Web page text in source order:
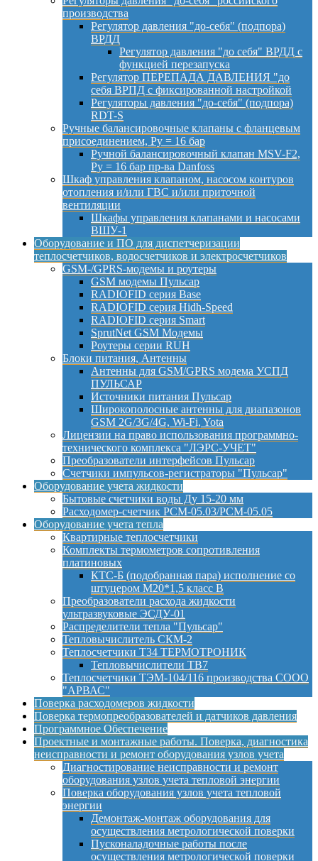
производства
Регулятор давления "до-себя" (подпора)
ВРДД
Регулятор давления "до себя" ВРДД с
функцией перезапуска
Регулятор ПЕРЕПАДА ДАВЛЕНИЯ "до
себя ВРПД с фиксированной настройкой
Регуляторы давления "до-себя" (подпора)
RDT-S
Ручные балансировочные клапаны с фланцевым
присоединением, Py = 16 бар
Ручной балансировочный клапан MSV-F2,
Py = 16 бар пр-ва Danfoss
Шкаф управления клапаном, насосом контуров
отопления и/или ГВС и/или приточной
вентиляции
Шкафы управления клапанами и насосами
ВШУ-1
Оборудование и ПО для диспетчеризации
теплосчетчиков, водосчетчиков и электросчетчиков
GSM-/GPRS-модемы и роутеры
GSM модемы Пульсар
RADIOFID серия Base
RADIOFID серия Hidh-Speed
RADIOFID серия Smart
SprutNet GSM Модемы
Роутеры серии RUH
Блоки питания, Антенны
Антенны для GSM/GPRS модема УСПД
ПУЛЬСАР
Источники питания Пульсар
Широкополосные антенны для диапазонов
GSM 2G/3G/4G, Wi-Fi, Yota
Лицензии на право использования программно-
технического комплекса "ЛЭРС-УЧЕТ"
Преобразователи интерфейсов Пульсар
Счетчики импульсов-регистраторы "Пульсар"
Оборудование учета жидкости
Бытовые счетчики воды Ду 15-20 мм
Расходомер-счетчик РСМ-05.03/РСМ-05.05
Оборудование учета тепла
Квартирные теплосчетчики
Комплекты термометров сопротивления
платиновых
КТС-Б (подобранная пара) исполнение со
штуцером М20*1,5 класс B
Преобразователи расхода жидкости
ультразвуковые ЭСДУ-01
Распределители тепла "Пульсар"
Тепловычислитель СКМ-2
Теплосчетчики Т34 ТЕРМОТРОНИК
Тепловычислители ТВ7
Теплосчетчики ТЭМ-104/116 производства СООО
"АРВАС"
Поверка расходомеров жидкости
Поверка термопреобразователей и датчиков давления
Программное Обеспечение
Проектные и монтажные работы. Поверка, диагностика
неисправности и ремонт оборудования узлов учета
Диагностирование неисправности и ремонт
оборудования узлов учета тепловой энергии
Поверка оборудования узлов учета тепловой
энергии
Демонтаж-монтаж оборудования для
осуществления метрологической поверки
Пусконаладочные работы после
осуществления метрологической поверки